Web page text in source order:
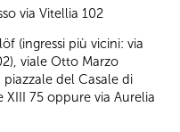
via Vitellia 102
(ingressi più vicini: via
viale Otto Marzo
piazzale del Casale di
XIII 75 oppure via Aurelia